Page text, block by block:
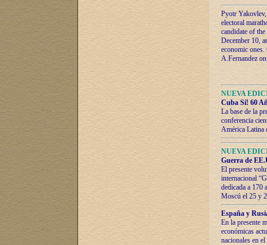
Pyotr
electoral
candidate of
December 10,
economic
A.Fernandez
NUEVA
Cuba Sí! 60
La base de la
conferencia
América Latina
NUEVA
Guerra de
El presente
internacional
dedicada a 170
Moscú el 25 y
España y
En la presente
económicas
nacionales en